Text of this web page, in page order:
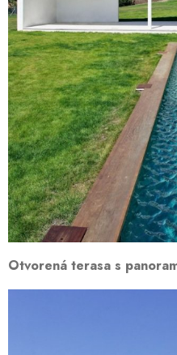
Otvorená terasa s